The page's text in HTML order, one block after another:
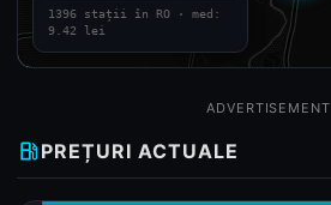
1396 stații în RO · med:
9.42 lei
ADVERTISEMENT
local_gas_station PREȚURI ACTUALE